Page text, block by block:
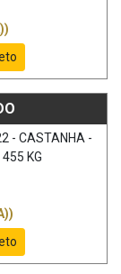
- CASTANHA -
KG